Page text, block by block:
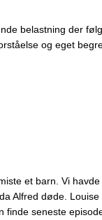
belastning der
og eget
et barn. Vi
Alfred døde.
seneste